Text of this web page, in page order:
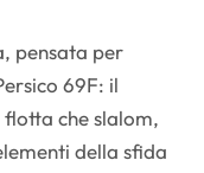
pensata per
69F: il
che slalom,
della sfida